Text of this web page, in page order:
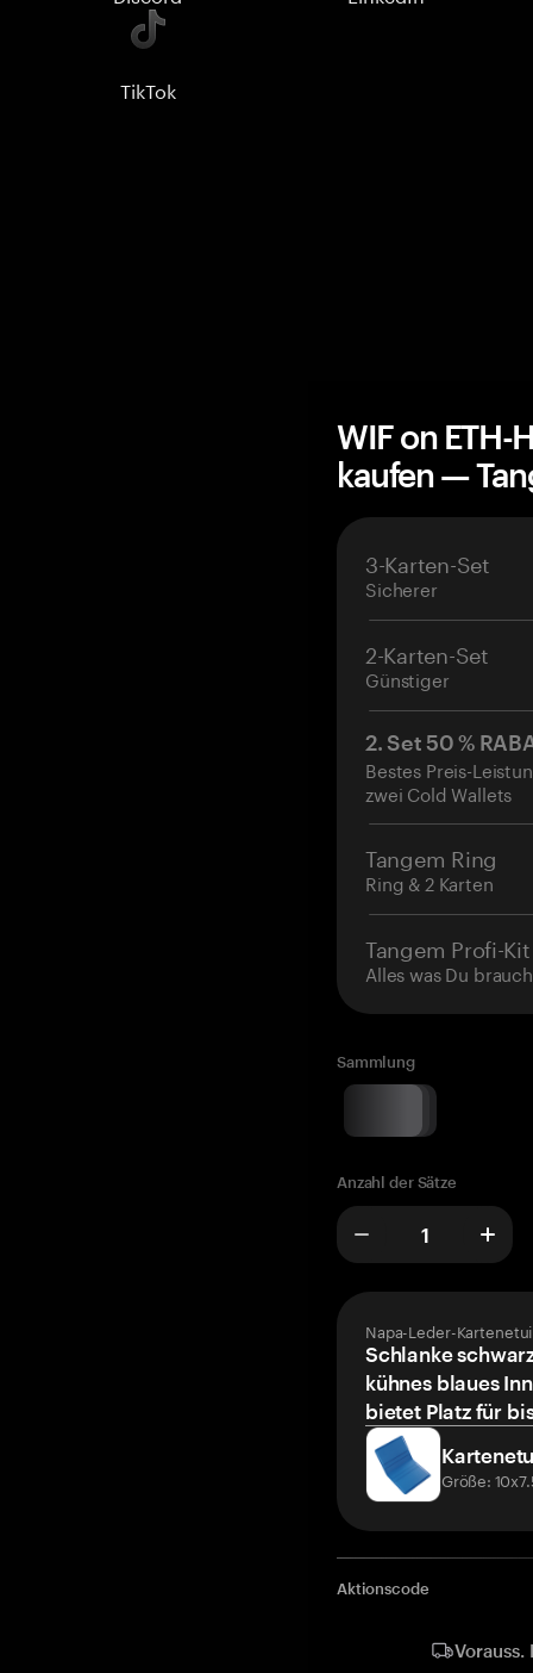
TikTok
WIF on ETH-
kaufen —
3-Karten-Set
Sicherer
2-Karten-Set
Günstiger
2. Set 50 %
Bestes Preis-
zwei Cold Wallets
Tangem Ring
Ring & 2 Karten
Tangem Profi-Kit
Alles was Du
Sammlung
Anzahl der Sätze
Napa-Leder-
Schlanke
kühnes blaues
bietet Platz für
Größe:
Aktionscode